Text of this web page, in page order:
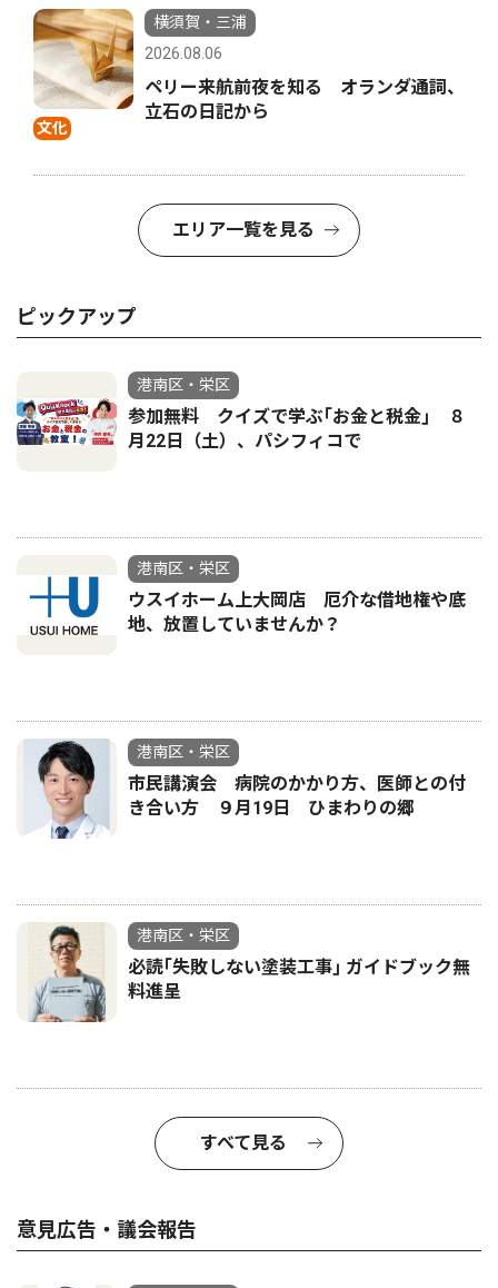
文化
横須賀・三浦
2026.08.06
ペリー来航前夜を知る オランダ通詞、
立石の日記から
エリア一覧を見る
ピックアップ
港南区・栄区
参加無料 クイズで学ぶ｢お金と税金｣ ８
月22日（土）、パシフィコで
港南区・栄区
ウスイホーム上大岡店 厄介な借地権や底
地、放置していませんか？
港南区・栄区
市民講演会 病院のかかり方、医師との付
き合い方 ９月19日 ひまわりの郷
港南区・栄区
必読｢失敗しない塗装工事｣ ガイドブック無
料進呈
すべて見る
意見広告・議会報告